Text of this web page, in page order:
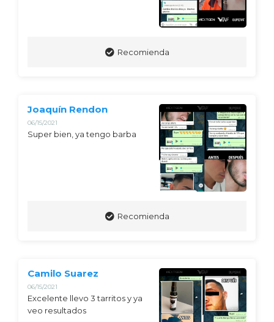
Recomienda
Joaquín Rendon
06/15/2021
Super bien, ya tengo barba
Recomienda
Camilo Suarez
06/15/2021
Excelente llevo 3 tarritos y ya
veo resultados